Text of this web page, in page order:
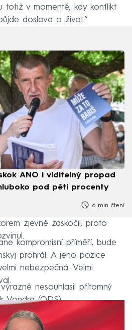
totiž v momentě, kdy konflikt
doslova o život.“
ANO i viditelný propad
pod pěti procenty
6 min čtení
zjevně zaskočil, proto
kompromisní příměří, bude
prohrál. A jeho pozice
nebezpečná. Velmi
nesouhlasil přítomný
Vondra (ODS).